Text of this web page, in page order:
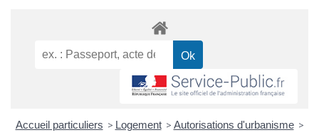
Accueil particuliers > Logement > Autorisations d'urbanisme >